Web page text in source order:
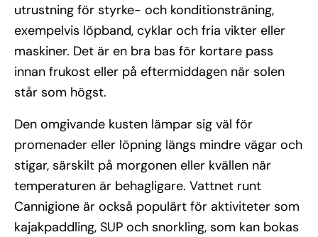
utrustning för styrke- och konditionsträning,
exempelvis löpband, cyklar och fria vikter eller
maskiner. Det är en bra bas för kortare pass
innan frukost eller på eftermiddagen när solen
står som högst.
Den omgivande kusten lämpar sig väl för
promenader eller löpning längs mindre vägar och
stigar, särskilt på morgonen eller kvällen när
temperaturen är behagligare. Vattnet runt
Cannigione är också populärt för aktiviteter som
kajakpaddling, SUP och snorkling, som kan bokas